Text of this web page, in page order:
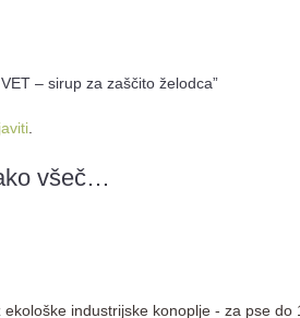
– sirup za zaščito želodca”
všeč…
ekološke industrijske konoplje - za pse